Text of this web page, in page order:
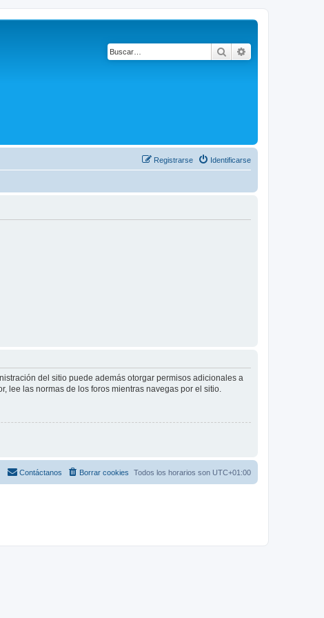
Buscar
Identificarse
Registrarse
del sitio puede además otorgar permisos adicionales a
lee las normas de los foros mientras navegas por el sitio.
Todos los horarios son UTC+01:00
Borrar cookies
Contáctanos